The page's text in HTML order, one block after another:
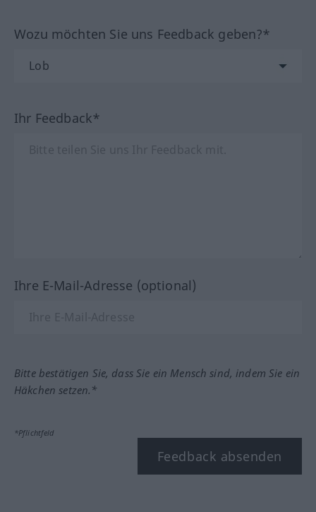
Wozu möchten Sie uns Feedback geben?*
Ihr Feedback*
Ihre E-Mail-Adresse (optional)
Bitte bestätigen Sie, dass Sie ein Mensch sind, indem Sie ein
Häkchen setzen.*
*Pflichtfeld
Feedback absenden